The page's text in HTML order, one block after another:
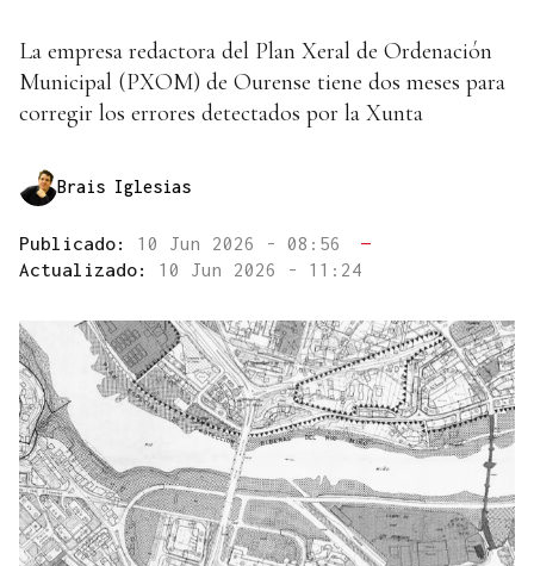
La empresa redactora del Plan Xeral de Ordenación
Municipal (PXOM) de Ourense tiene dos meses para
corregir los errores detectados por la Xunta
Brais Iglesias
Publicado: 10 Jun 2026 - 08:56
—
Actualizado: 10 Jun 2026 - 11:24